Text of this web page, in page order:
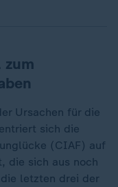
zum
Ursachen für die
sich die
(CIAF) auf
die sich aus noch
letzten drei der